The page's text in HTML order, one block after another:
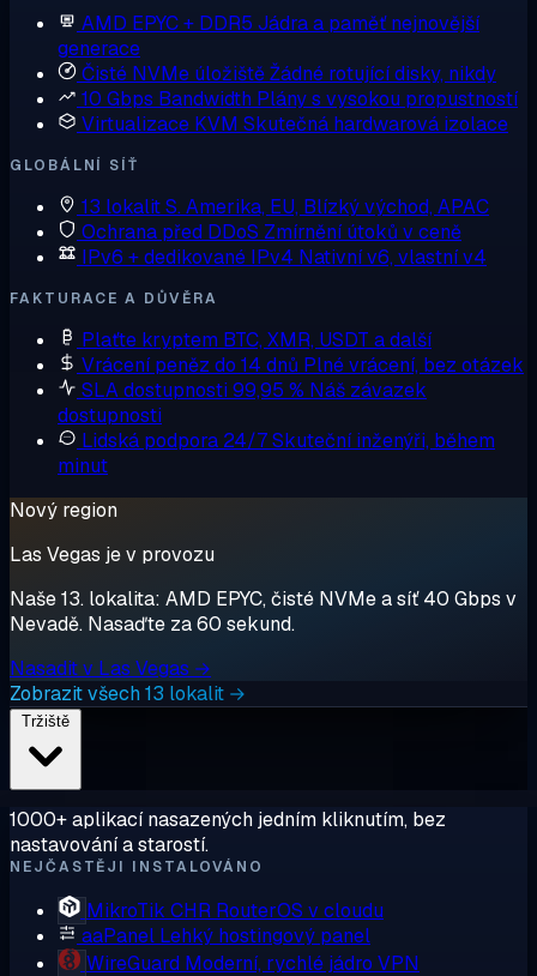
AMD EPYC + DDR5 Jádra a paměť nejnovější
generace
Čisté NVMe úložištěŽádné rotující disky, nikdy
10 Gbps Bandwidth Plány s vysokou propustností
Virtualizace KVM Skutečná hardwarová izolace
GLOBÁLNÍ SÍŤ
13 lokalitS. Amerika, EU, Blízký východ, APAC
Ochrana před DDoS Zmírnění útoků v ceně
IPv6 + dedikované IPv4 Nativní v6, vlastní v4
FAKTURACE A DŮVĚRA
Plaťte kryptem BTC, XMR, USDT a další
Vrácení peněz do 14 dnů Plné vrácení, bez otázek
SLA dostupnosti 99,95 % Náš závazek
dostupnosti
Lidská podpora 24/7Skuteční inženýři, během
minut
Nový region
Las Vegas je v provozu
Naše 13. lokalita: AMD EPYC, čisté NVMe a síť 40 Gbps v
Nevadě. Nasaďte za 60 sekund.
Nasadit v Las Vegas →
Zobrazit všech 13 lokalit →
1000+ aplikací nasazených jedním kliknutím, bez
nastavování a starostí.
NEJČASTĚJI INSTALOVÁNO
MikroTik CHR RouterOS v cloudu
aaPanel Lehký hostingový panel
WireGuard Moderní, rychlé jádro VPN